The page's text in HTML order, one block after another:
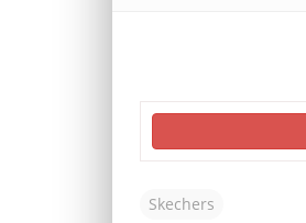
Skechers